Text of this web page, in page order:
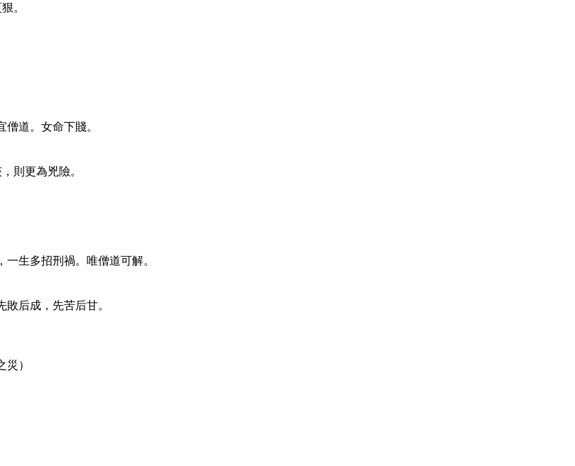
。
道。女命下賤。
則更為兇險。
生多招刑禍。唯僧道可解。
后成，先苦后甘。
）